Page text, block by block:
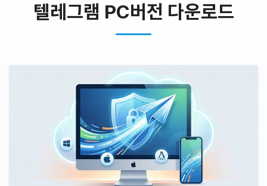
텔레그램 PC버전 다운로드